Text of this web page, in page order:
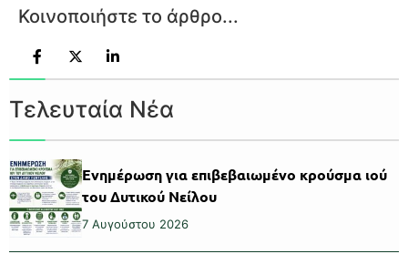
Κοινοποιήστε το άρθρο...
Τελευταία Νέα
Ενημέρωση για επιβεβαιωμένο κρούσμα ιού
του Δυτικού Νείλου
7 Αυγούστου 2026